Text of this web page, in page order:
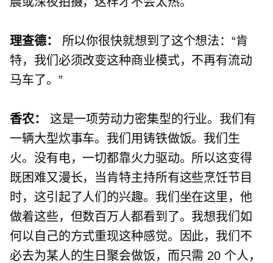
理查德：
所以你很快就想到了这个想法：“肯
特，我们必须改变这种商业模式，不再有流动
马车了。”
香农：
这是一项劳动力密集型的行业。我们有
一辆大型炊事车。我们用铸铁做饭。我们生
火。没有电，一切都靠火力驱动。所以这变得
既困难又漫长，当肯特主持所有这些烹饪节目
时，这引起了人们的兴趣。我们坐在这里，他
做着这些，但数百万人都看到了。我想我们如
何以自己的方式重现这种感觉。因此，我们不
必去为某人的生日聚会做饭，而只需 20 个人，